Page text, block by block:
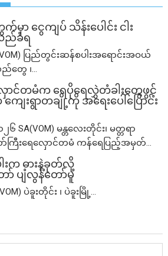
မှာ ငွေကျပ် သိန်းပေါင်း ငါး​
ည်ခံရ
ပြည်တွင်းဆန်စပါးအရောင်းအဝယ်
တွေ ၊...
ာင်တမံက ရေပိုရေလွှဲတံခါးတွေဖွင့်
ေးရွာတချို့ကို အရေးပေါ်ပြောင်း
၆ SA(VOM) မန္တလေးတိုင်း၊ မတ္တရာ
ြီးရေလှောင်တမံ ကန်ရေပြည့်အမှတ်...
းက ဓားနဲ့ခုတ်လို့
ာ် ပျံလွန်တော်မူ
ပဲခူးတိုင်း ၊ ပဲခူးမြို့...